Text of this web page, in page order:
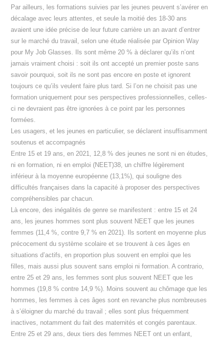
Par ailleurs, les formations suivies par les jeunes peuvent s’avérer en
décalage avec leurs attentes, et seule la moitié des 18-30 ans
avaient une idée précise de leur future carrière un an avant d’entrer
sur le marché du travail, selon une étude réalisée par Opinion Way
pour My Job Glasses. Ils sont même 20 % à déclarer qu’ils n’ont
jamais vraiment choisi : soit ils ont accepté un premier poste sans
savoir pourquoi, soit ils ne sont pas encore en poste et ignorent
toujours ce qu’ils veulent faire plus tard. Si l’on ne choisit pas une
formation uniquement pour ses perspectives professionnelles, celles-
ci ne devraient pas être ignorées à ce point par les personnes
formées.
Les usagers, et les jeunes en particulier, se déclarent insuffisamment
soutenus et accompagnés
Entre 15 et 19 ans, en 2021, 12,8 % des jeunes ne sont ni en études,
ni en formation, ni en emploi (NEET)38, un chiffre légèrement
inférieur à la moyenne européenne (13,1%), qui souligne des
difficultés françaises dans la capacité à proposer des perspectives
compréhensibles par chacun.
Là encore, des inégalités de genre se manifestent : entre 15 et 24
ans, les jeunes hommes sont plus souvent NEET que les jeunes
femmes (11,4 %, contre 9,7 % en 2021). Ils sortent en moyenne plus
précocement du système scolaire et se trouvent à ces âges en
situations d’actifs, en proportion plus souvent en emploi que les
filles, mais aussi plus souvent sans emploi ni formation. A contrario,
entre 25 et 29 ans, les femmes sont plus souvent NEET que les
hommes (19,8 % contre 14,9 %). Moins souvent au chômage que les
hommes, les femmes à ces âges sont en revanche plus nombreuses
à s’éloigner du marché du travail ; elles sont plus fréquemment
inactives, notamment du fait des maternités et congés parentaux.
Entre 25 et 29 ans, deux tiers des femmes NEET ont un enfant,